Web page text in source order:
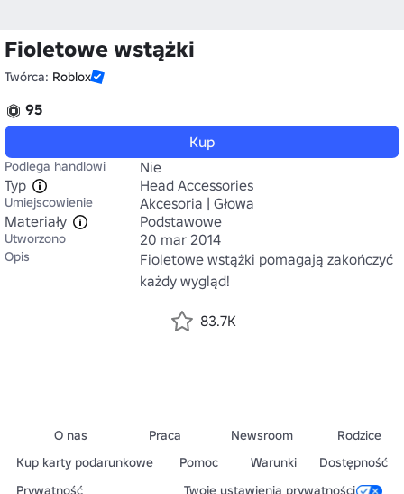
Fioletowe wstążki
Twórca: Roblox
95
Kup
Podlega handlowi
Nie
Typ
Head Accessories
Umiejscowienie
Akcesoria | Głowa
Materiały
Podstawowe
Utworzono 20 mar 2014
Opis
Fioletowe wstążki pomagają zakończyć
każdy wygląd!
83.7K
O nas Praca Newsroom
Rodzice
Kup karty podarunkowe
Pomoc Warunki
Dostępność
Prywatność
Twoje ustawienia prywatności